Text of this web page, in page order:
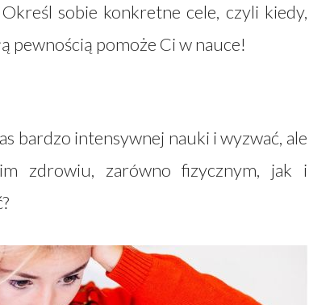
sobie konkretne cele, czyli kiedy,
pewnością pomoże Ci w nauce!
bardzo intensywnej nauki i wyzwać, ale
zdrowiu, zarówno fizycznym, jak i